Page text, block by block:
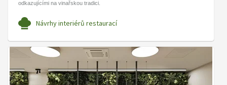
odkazujícími na vinařskou tradici.
Návrhy interiérů restaurací